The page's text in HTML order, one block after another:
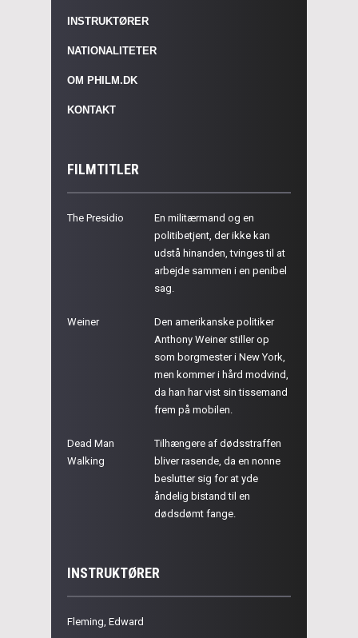
INSTRUKTØRER
NATIONALITETER
OM PHILM.DK
KONTAKT
FILMTITLER
The Presidio
En militærmand og en
politibetjent, der ikke kan
udstå hinanden, tvinges til at
arbejde sammen i en penibel
sag.
Weiner
Den amerikanske politiker
Anthony Weiner stiller op
som borgmester i New York,
men kommer i hård modvind,
da han har vist sin tissemand
frem på mobilen.
Dead Man
Walking
Tilhængere af dødsstraffen
bliver rasende, da en nonne
beslutter sig for at yde
åndelig bistand til en
dødsdømt fange.
INSTRUKTØRER
Fleming, Edward